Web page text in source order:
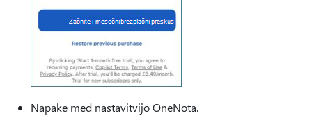
Napake med nastavitvijo OneNota.